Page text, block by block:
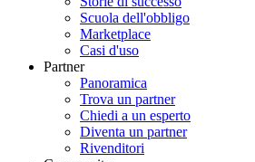
Scuola dell'obbligo
Marketplace
Casi d'uso
Partner
Panoramica
Trova un partner
Chiedi a un esperto
Diventa un partner
Rivenditori